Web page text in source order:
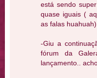
está sendo
quase iguais (
as falas huahuah)
-Giu a
fórum da
lançamento..